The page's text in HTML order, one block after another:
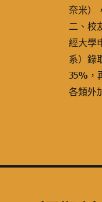
奈米）
二、校
經大學
系）錄
35%，
各類外